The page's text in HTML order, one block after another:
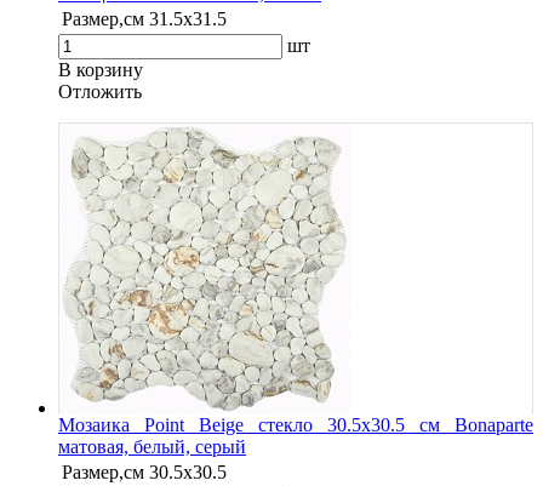
Размер,см 31.5х31.5
шт
В корзину
Oтложить
Мозаика Point Beige стекло 30.5х30.5 см Bonaparte
матовая, белый, серый
Размер,см 30.5х30.5